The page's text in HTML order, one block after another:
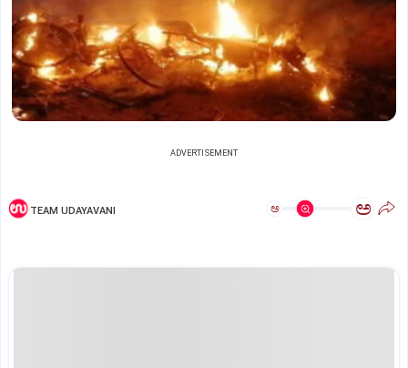
ADVERTISEMENT
TEAM UDAYAVANI ಅ ಅ